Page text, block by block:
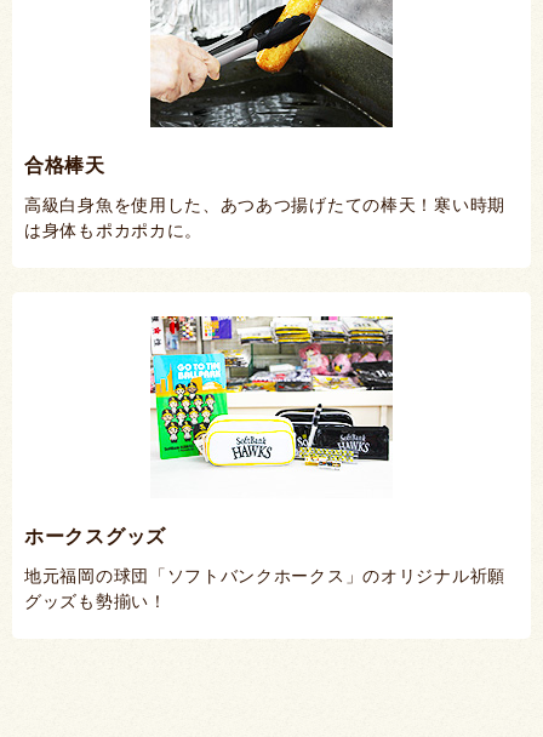
合格棒天
高級白身魚を使用した、あつあつ揚げたての棒天！寒い時期
は身体もポカポカに。
ホークスグッズ
地元福岡の球団「ソフトバンクホークス」のオリジナル祈願
グッズも勢揃い！